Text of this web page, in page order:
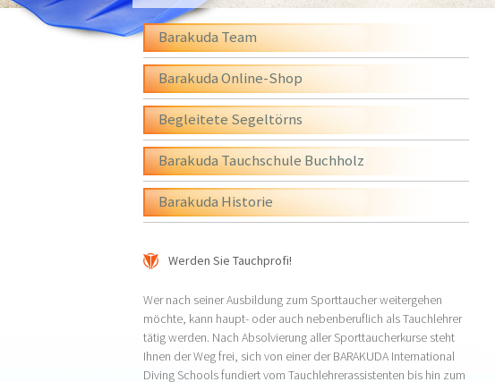
Barakuda Team
Barakuda Online-Shop
Begleitete Segeltörns
Barakuda Tauchschule Buchholz
Barakuda Historie
Werden Sie Tauchprofi!
Wer nach seiner Ausbildung zum Sporttaucher weitergehen
möchte, kann haupt- oder auch nebenberuflich als Tauchlehrer
tätig werden. Nach Absolvierung aller Sporttaucherkurse steht
Ihnen der Weg frei, sich von einer der BARAKUDA International
Diving Schools fundiert vom Tauchlehrerassistenten bis hin zum